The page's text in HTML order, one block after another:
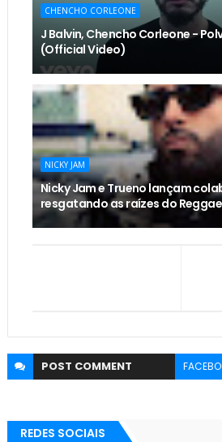
CHENCHO CORLEONE
J Balvin, Chencho Corleone -
(Official Video)
NICKY JAM
Nicky Jam e Trueno lançam
resgatando as raízes do
POST COMMENT
REDES SOCIAIS